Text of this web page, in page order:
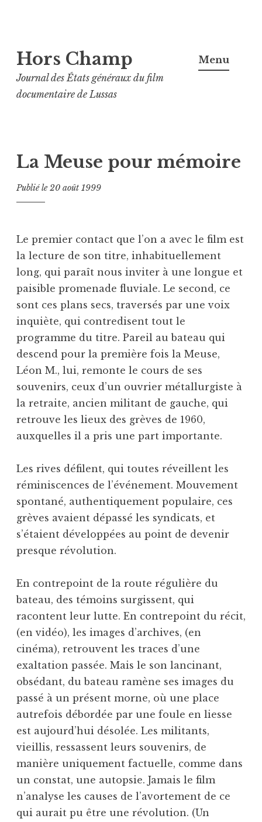
au
contenu
principal
Hors Champ
Journal des États généraux du film
documentaire de Lussas
Menu
La Meuse pour mémoire
Publié le20 août 1999
Le premier contact que l’on a avec le film est
la lecture de son titre, inhabituellement
long, qui paraît nous inviter à une longue et
paisible promenade fluviale. Le second, ce
sont ces plans secs, traversés par une voix
inquiète, qui contredisent tout le
programme du titre. Pareil au bateau qui
descend pour la première fois la Meuse,
Léon M., lui, remonte le cours de ses
souvenirs, ceux d’un ouvrier métallurgiste à
la retraite, ancien militant de gauche, qui
retrouve les lieux des grèves de 1960,
auxquelles il a pris une part importante.
Les rives défilent, qui toutes réveillent les
réminiscences de l’événement. Mouvement
spontané, authentiquement populaire, ces
grèves avaient dépassé les syndicats, et
s’étaient développées au point de devenir
presque révolution.
En contrepoint de la route régulière du
bateau, des témoins surgissent, qui
racontent leur lutte. En contrepoint du récit,
(en vidéo), les images d’archives, (en
cinéma), retrouvent les traces d’une
exaltation passée. Mais le son lancinant,
obsédant, du bateau ramène ses images du
passé à un présent morne, où une place
autrefois débordée par une foule en liesse
est aujourd’hui désolée. Les militants,
vieillis, ressassent leurs souvenirs, de
manière uniquement factuelle, comme dans
un constat, une autopsie. Jamais le film
n’analyse les causes de l’avortement de ce
qui aurait pu être une révolution. (Un